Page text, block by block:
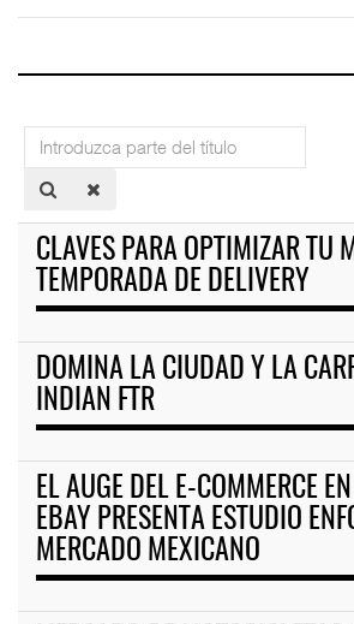
Introduzca
parte
del
CLAVES PARA OPTIMIZAR TU
TEMPORADA DE DELIVERY
DOMINA LA CIUDAD Y LA
INDIAN FTR
EL AUGE DEL E-COMMERCE
EBAY PRESENTA ESTUDIO
MERCADO MEXICANO